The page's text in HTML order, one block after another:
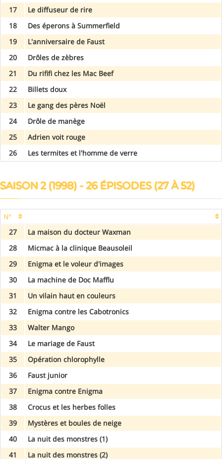
17
Le diffuseur de rire
18
Des éperons à Summerfield
19
L'anniversaire de Faust
20
Drôles de zèbres
21
Du rififi chez les Mac Beef
22
Billets doux
23
Le gang des pères Noël
24
Drôle de manège
25
Adrien voit rouge
26
Les termites et l'homme de verre
SAISON 2 (1998) - 26 ÉPISODES (27 À 52)
N°
27
La maison du docteur Waxman
28
Micmac à la clinique Beausoleil
29
Enigma et le voleur d'images
30
La machine de Doc Mafflu
31
Un vilain haut en couleurs
32
Enigma contre les Cabotronics
33
Walter Mango
34
Le mariage de Faust
35
Opération chlorophylle
36
Faust junior
37
Enigma contre Enigma
38
Crocus et les herbes folles
39
Mystères et boules de neige
40
La nuit des monstres (1)
41
La nuit des monstres (2)